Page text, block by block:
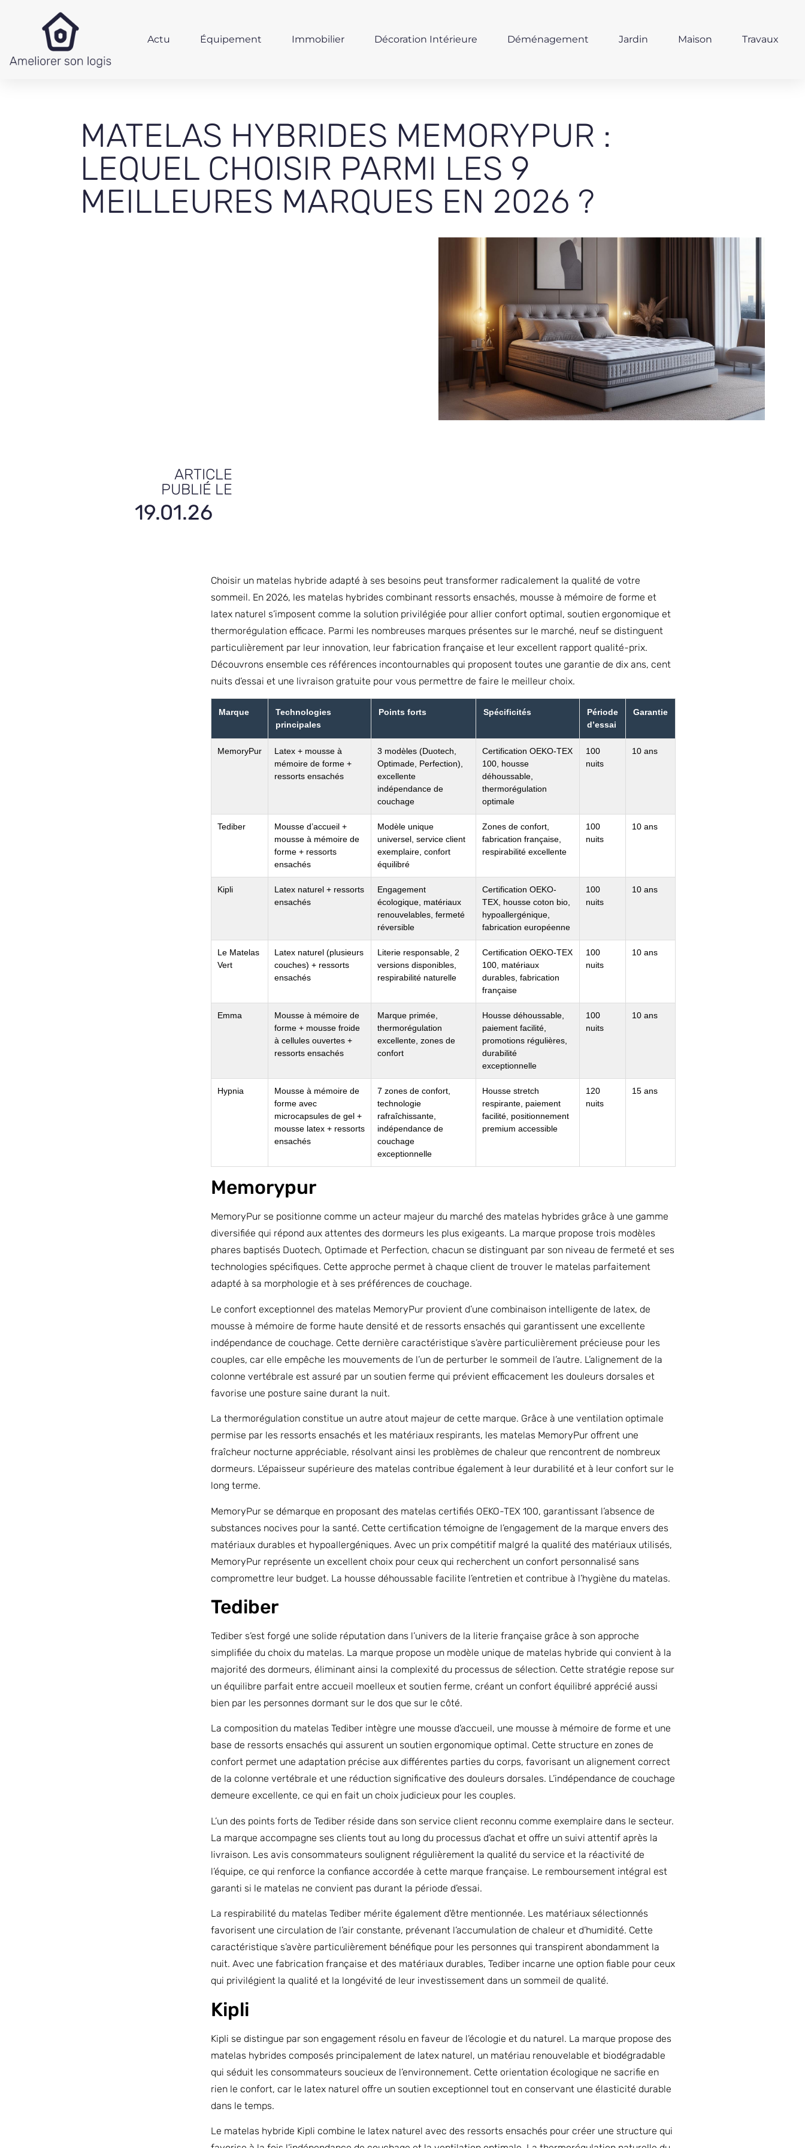
Actu Équipement Immobilier Décoration Intérieure Déménagement Jardin Maison Travaux
MATELAS HYBRIDES MEMORYPUR :
LEQUEL CHOISIR PARMI LES 9
MEILLEURES MARQUES EN 2026 ?
ARTICLE
PUBLIÉ LE
19.01.26
Choisir un matelas hybride adapté à ses besoins peut transformer radicalement la qualité de votre
sommeil. En 2026, les matelas hybrides combinant ressorts ensachés, mousse à mémoire de forme et
latex naturel s’imposent comme la solution privilégiée pour allier confort optimal, soutien ergonomique et
thermorégulation efficace. Parmi les nombreuses marques présentes sur le marché, neuf se distinguent
particulièrement par leur innovation, leur fabrication française et leur excellent rapport qualité-prix.
Découvrons ensemble ces références incontournables qui proposent toutes une garantie de dix ans, cent
nuits d’essai et une livraison gratuite pour vous permettre de faire le meilleur choix.
Marque
Technologies
principales
Points forts Spécificités
Période
d’essai
Garantie
MemoryPur
Latex + mousse à
mémoire de forme +
ressorts ensachés
3 modèles (Duotech,
Optimade, Perfection),
excellente
indépendance de
couchage
Certification OEKO-TEX
100, housse
déhoussable,
thermorégulation
optimale
100
nuits
10 ans
Tediber
Mousse d’accueil +
mousse à mémoire de
forme + ressorts
ensachés
Modèle unique
universel, service client
exemplaire, confort
équilibré
Zones de confort,
fabrication française,
respirabilité excellente
100
nuits
10 ans
Kipli
Latex naturel + ressorts
ensachés
Engagement
écologique, matériaux
renouvelables, fermeté
réversible
Certification OEKO-
TEX, housse coton bio,
hypoallergénique,
fabrication européenne
100
nuits
10 ans
Le Matelas
Vert
Latex naturel (plusieurs
couches) + ressorts
ensachés
Literie responsable, 2
versions disponibles,
respirabilité naturelle
Certification OEKO-TEX
100, matériaux
durables, fabrication
française
100
nuits
10 ans
Emma
Mousse à mémoire de
forme + mousse froide
à cellules ouvertes +
ressorts ensachés
Marque primée,
thermorégulation
excellente, zones de
confort
Housse déhoussable,
paiement facilité,
promotions régulières,
durabilité
exceptionnelle
100
nuits
10 ans
Hypnia
Mousse à mémoire de
forme avec
microcapsules de gel +
mousse latex + ressorts
ensachés
7 zones de confort,
technologie
rafraîchissante,
indépendance de
couchage
exceptionnelle
Housse stretch
respirante, paiement
facilité, positionnement
premium accessible
120
nuits
15 ans
Memorypur
MemoryPur se positionne comme un acteur majeur du marché des matelas hybrides grâce à une gamme
diversifiée qui répond aux attentes des dormeurs les plus exigeants. La marque propose trois modèles
phares baptisés Duotech, Optimade et Perfection, chacun se distinguant par son niveau de fermeté et ses
technologies spécifiques. Cette approche permet à chaque client de trouver le matelas parfaitement
adapté à sa morphologie et à ses préférences de couchage.
Le confort exceptionnel des matelas MemoryPur provient d’une combinaison intelligente de latex, de
mousse à mémoire de forme haute densité et de ressorts ensachés qui garantissent une excellente
indépendance de couchage. Cette dernière caractéristique s’avère particulièrement précieuse pour les
couples, car elle empêche les mouvements de l’un de perturber le sommeil de l’autre. L’alignement de la
colonne vertébrale est assuré par un soutien ferme qui prévient efficacement les douleurs dorsales et
favorise une posture saine durant la nuit.
La thermorégulation constitue un autre atout majeur de cette marque. Grâce à une ventilation optimale
permise par les ressorts ensachés et les matériaux respirants, les matelas MemoryPur offrent une
fraîcheur nocturne appréciable, résolvant ainsi les problèmes de chaleur que rencontrent de nombreux
dormeurs. L’épaisseur supérieure des matelas contribue également à leur durabilité et à leur confort sur le
long terme.
MemoryPur se démarque en proposant des matelas certifiés OEKO-TEX 100, garantissant l’absence de
substances nocives pour la santé. Cette certification témoigne de l’engagement de la marque envers des
matériaux durables et hypoallergéniques. Avec un prix compétitif malgré la qualité des matériaux utilisés,
MemoryPur représente un excellent choix pour ceux qui recherchent un confort personnalisé sans
compromettre leur budget. La housse déhoussable facilite l’entretien et contribue à l’hygiène du matelas.
Tediber
Tediber s’est forgé une solide réputation dans l’univers de la literie française grâce à son approche
simplifiée du choix du matelas. La marque propose un modèle unique de matelas hybride qui convient à la
majorité des dormeurs, éliminant ainsi la complexité du processus de sélection. Cette stratégie repose sur
un équilibre parfait entre accueil moelleux et soutien ferme, créant un confort équilibré apprécié aussi
bien par les personnes dormant sur le dos que sur le côté.
La composition du matelas Tediber intègre une mousse d’accueil, une mousse à mémoire de forme et une
base de ressorts ensachés qui assurent un soutien ergonomique optimal. Cette structure en zones de
confort permet une adaptation précise aux différentes parties du corps, favorisant un alignement correct
de la colonne vertébrale et une réduction significative des douleurs dorsales. L’indépendance de couchage
demeure excellente, ce qui en fait un choix judicieux pour les couples.
L’un des points forts de Tediber réside dans son service client reconnu comme exemplaire dans le secteur.
La marque accompagne ses clients tout au long du processus d’achat et offre un suivi attentif après la
livraison. Les avis consommateurs soulignent régulièrement la qualité du service et la réactivité de
l’équipe, ce qui renforce la confiance accordée à cette marque française. Le remboursement intégral est
garanti si le matelas ne convient pas durant la période d’essai.
La respirabilité du matelas Tediber mérite également d’être mentionnée. Les matériaux sélectionnés
favorisent une circulation de l’air constante, prévenant l’accumulation de chaleur et d’humidité. Cette
caractéristique s’avère particulièrement bénéfique pour les personnes qui transpirent abondamment la
nuit. Avec une fabrication française et des matériaux durables, Tediber incarne une option fiable pour ceux
qui privilégient la qualité et la longévité de leur investissement dans un sommeil de qualité.
Kipli
Kipli se distingue par son engagement résolu en faveur de l’écologie et du naturel. La marque propose des
matelas hybrides composés principalement de latex naturel, un matériau renouvelable et biodégradable
qui séduit les consommateurs soucieux de l’environnement. Cette orientation écologique ne sacrifie en
rien le confort, car le latex naturel offre un soutien exceptionnel tout en conservant une élasticité durable
dans le temps.
Le matelas hybride Kipli combine le latex naturel avec des ressorts ensachés pour créer une structure qui